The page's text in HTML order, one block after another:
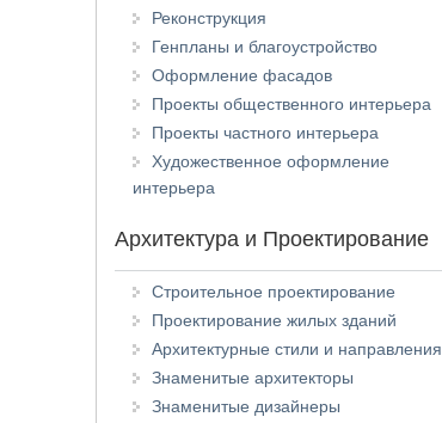
Реконструкция
Генпланы и благоустройство
Оформление фасадов
Проекты общественного интерьера
Проекты частного интерьера
Художественное оформление
интерьера
Архитектура и Проектирование
Строительное проектирование
Проектирование жилых зданий
Архитектурные стили и направления
Знаменитые архитекторы
Знаменитые дизайнеры